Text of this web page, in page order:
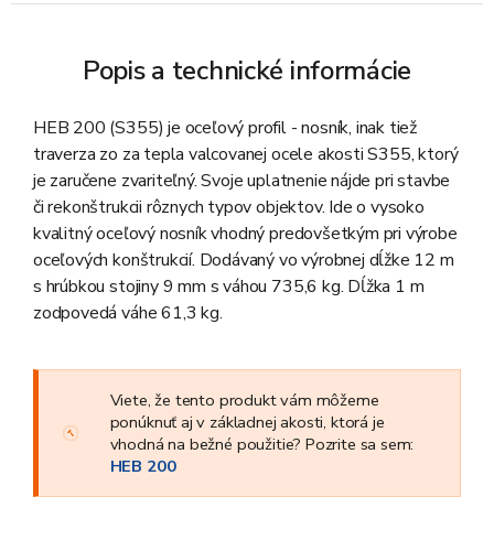
Popis a technické informácie
HEB 200 (S355) je oceľový profil - nosník, inak tiež
traverza zo za tepla valcovanej ocele akosti S355, ktorý
je zaručene zvariteľný. Svoje uplatnenie nájde pri stavbe
či rekonštrukcii rôznych typov objektov. Ide o vysoko
kvalitný oceľový nosník vhodný predovšetkým pri výrobe
oceľových konštrukcií. Dodávaný vo výrobnej dĺžke 12 m
s hrúbkou stojiny 9 mm s váhou 735,6 kg. Dĺžka 1 m
zodpovedá váhe 61,3 kg.
Viete, že tento produkt vám môžeme
ponúknuť aj v základnej akosti, ktorá je
vhodná na bežné použitie? Pozrite sa sem:
HEB 200